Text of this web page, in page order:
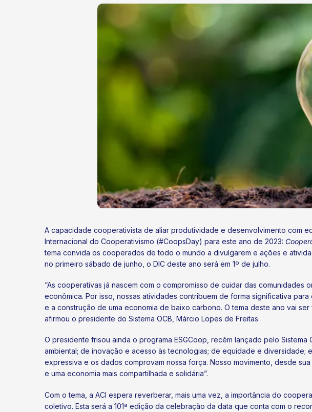
A capacidade cooperativista de aliar produtividade e desenvolvimento com
Internacional do Cooperativismo (#CoopsDay) para este ano de 2023:
tema convida os cooperados de todo o mundo a divulgarem e ações e
no primeiro sábado de junho, o DIC deste ano será em 1º de julho.
“As cooperativas já nascem com o compromisso de cuidar das
econômica. Por isso, nossas atividades contribuem de forma significativa
e a construção de uma economia de baixo carbono. O tema deste ano vai
afirmou o presidente do Sistema OCB, Márcio Lopes de Freitas.
O presidente frisou ainda o programa ESGCoop, recém lançado pelo
ambiental; de inovação e acesso às tecnologias; de equidade e
expressiva e os dados comprovam nossa força. Nosso movimento, desde
e uma economia mais compartilhada e solidária”.
Com o tema, a ACI espera reverberar, mais uma vez, a importância do
coletivo. Esta será a 101ª edição da celebração da data que conta com o